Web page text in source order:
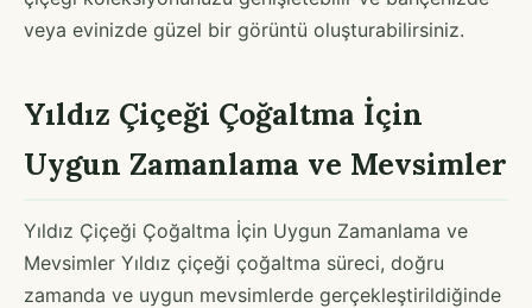
veya evinizde güzel bir görüntü oluşturabilirsiniz.
Yıldız Çiçeği Çoğaltma İçin
Uygun Zamanlama ve Mevsimler
Yıldız Çiçeği Çoğaltma İçin Uygun Zamanlama ve
Mevsimler Yıldız çiçeği çoğaltma süreci, doğru
zamanda ve uygun mevsimlerde gerçekleştirildiğinde